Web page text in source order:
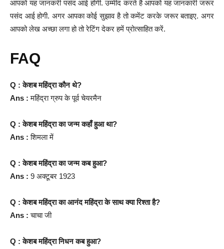
आपको यह जानकरी पसंद आई होगी. उम्मीद करते है आपको यह जानकारी जरूर
पसंद आई होगी. अगर आपका कोई सुझाव है तो कमेंट करके जरूर बताइए. अगर
आपको लेख अच्छा लगा हो तो रेटिंग देकर हमें प्रोत्साहित करें.
FAQ
Q : केशब महिंद्रा कौन थे?
Ans : महिंद्रा ग्रुप के पूर्व चेयरमैन
Q : केशब महिंद्रा का जन्म कहाँ हुआ था?
Ans : शिमला में
Q : केशब महिंद्रा का जन्म कब हुआ?
Ans : 9 अक्टूबर 1923
Q : केशब महिंद्रा का आनंद महिंद्रा के साथ क्या रिश्ता है?
Ans : चाचा जी
Q : केशब महिंद्रा निधन कब हुआ?